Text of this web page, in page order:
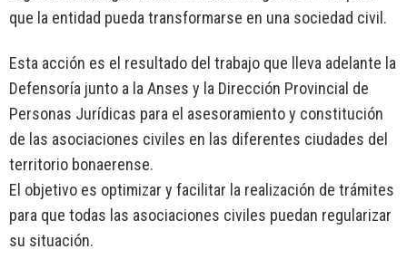
que la entidad pueda transformarse en una sociedad civil.
Esta acción es el resultado del trabajo que lleva adelante la
Defensoría junto a la Anses y la Dirección Provincial de
Personas Jurídicas para el asesoramiento y constitución
de las asociaciones civiles en las diferentes ciudades del
territorio bonaerense.
El objetivo es optimizar y facilitar la realización de trámites
para que todas las asociaciones civiles puedan regularizar
su situación.